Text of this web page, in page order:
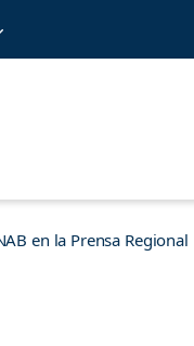
en la Prensa Regional